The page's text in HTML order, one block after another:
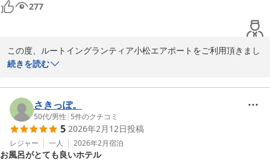
277
この度、ルートイングランティア小松エアポートをご利用頂きまし
て、誠にありがとうございます。
温泉をご満足頂けた様子で、大変嬉しく思います。
当館の天然温泉は冷え性や疲労回復などの効果がございます。
日帰り入浴も営業しておりますので、
近隣に来られた際には、是非お立ち寄りくださいませ。
スタッフ一同、引き続きサービスの向上を努めて参ります。
続きを読む
さきっぽ。
50代/男性 | 5件のクチコミ
5 2026年2月12日投稿
レジャー 一人 2026年2月宿泊
お風呂がとても良いホテル